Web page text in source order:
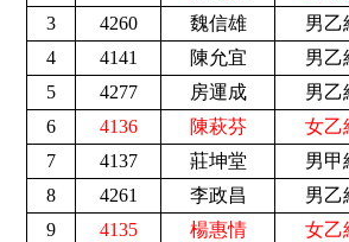
3
4260 魏信雄
男乙
4
4141 陳允宜
男乙
5
4277 房運成
男乙
6
4136 陳萩芬
女乙
7
4137 莊坤堂
男甲
8
4261 李政昌
男乙
9
4135 楊惠情
女乙